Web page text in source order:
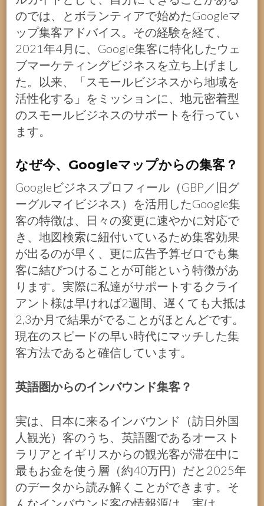
のでは、とボランティアで始めたGoogleマ
ップ集客アドバイス。その経験を経て、
2021年4月に、Google集客に特化したウェ
ブマーケティングビジネスを立ち上げまし
た。以来、「スモールビジネスから地域を
活性化する」をミッションに、地元密着型
のスモールビジネスのサポートを行ってい
ます。
なぜ今、Googleマップからの集客？
Googleビジネスプロフィール（GBP／旧グ
ーグルマイビジネス）を活用したGoogle集
客の特徴は、日々の変更に速やかに対応で
き、地図検索に紐付いているため集客効果
が出るのが早く、更に広告予算ゼロでも集
客に結びつけることが可能という特徴があ
ります。実際に私達がサポートするクライ
アント様は早ければ2週間、遅くても大抵は
2,3か月で結果がでることがほとんどです。
現在のスピードの早い時代にマッチした集
客方法であると確信しています。
英語圏からのインバウンド集客？
実は、日本に来るインバウンド（訪日外国
人観光）客のうち、英語圏であるオースト
ラリアとイギリスからの観光客が滞在中に
最もお金を使う層（約40万円）だと2025年
のデータから読み解くことができます。そ
んなインバウンド客の情報源は、実は